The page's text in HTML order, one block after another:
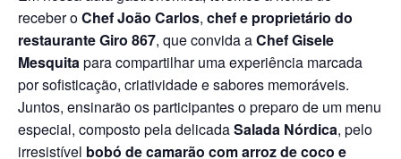
receber oChef João Carlos, chef e proprietário do
restaurante Giro 867, que convida aChef Gisele
Mesquitapara compartilhar uma experiência marcada
por sofisticação, criatividade e sabores memoráveis.
Juntos, ensinarão os participantes o preparo de um menu
especial, composto pela delicadaSalada Nórdica, pelo
irresistível bobó de camarão com arroz de coco e